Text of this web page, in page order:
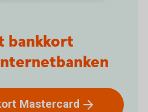
bankkort
Mastercard